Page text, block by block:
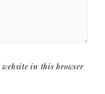
website in this browser